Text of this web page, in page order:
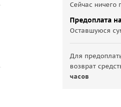
Сейчас ничего
Предоплата
Оставшуюся
Для
возврат
часов